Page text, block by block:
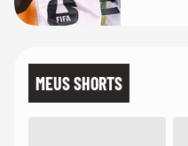
MEUS SHORTS